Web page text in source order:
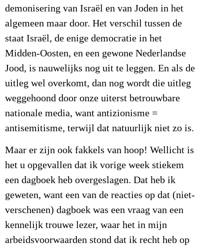
demonisering van Israël en van Joden in het
algemeen maar door. Het verschil tussen de
staat Israël, de enige democratie in het
Midden-Oosten, en een gewone Nederlandse
Jood, is nauwelijks nog uit te leggen. En als de
uitleg wel overkomt, dan nog wordt die uitleg
weggehoond door onze uiterst betrouwbare
nationale media, want antizionisme =
antisemitisme, terwijl dat natuurlijk niet zo is.
Maar er zijn ook fakkels van hoop! Wellicht is
het u opgevallen dat ik vorige week stiekem
een dagboek heb overgeslagen. Dat heb ik
geweten, want een van de reacties op dat (niet-
verschenen) dagboek was een vraag van een
kennelijk trouwe lezer, waar het in mijn
arbeidsvoorwaarden stond dat ik recht heb op